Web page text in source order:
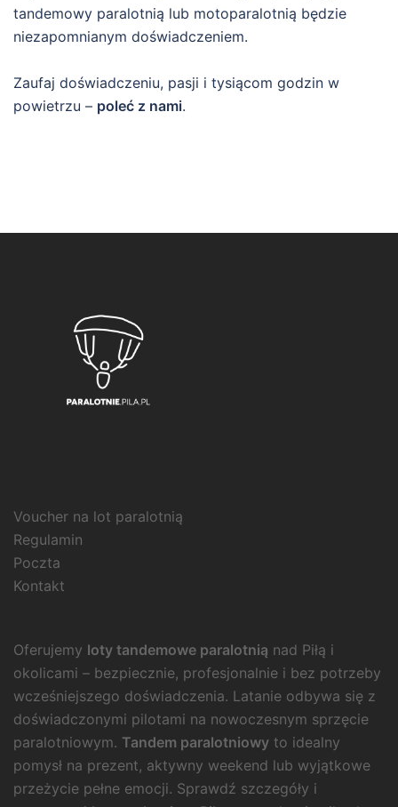
tandemowy paralotnią lub motoparalotnią będzie
niezapomnianym doświadczeniem.
Zaufaj doświadczeniu, pasji i tysiącom godzin w
powietrzu – poleć z nami.
Voucher na lot paralotnią
Regulamin
Poczta
Kontakt
Oferujemy loty tandemowe paralotnią nad Piłą i
okolicami – bezpiecznie, profesjonalnie i bez potrzeby
wcześniejszego doświadczenia. Latanie odbywa się z
doświadczonymi pilotami na nowoczesnym sprzęcie
paralotniowym. Tandem paralotniowy to idealny
pomysł na prezent, aktywny weekend lub wyjątkowe
przeżycie pełne emocji. Sprawdź szczegóły i